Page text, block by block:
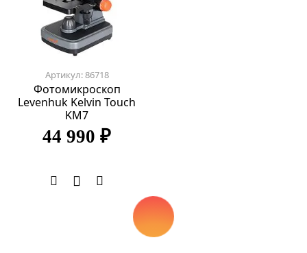
Артикул: 86718
Фотомикроскоп
Levenhuk Kelvin Touch
KM7
44 990 ₽